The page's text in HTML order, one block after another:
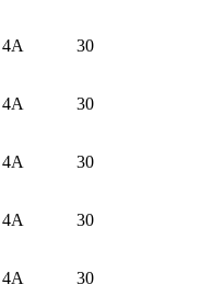
4A 30
4A 30
4A 30
4A 30
4A 30